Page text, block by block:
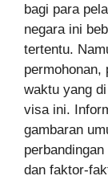
bagi para
negara ini
tertentu.
permohonan,
waktu yang
visa ini.
gambaran
dan faktor-